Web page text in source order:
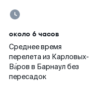
около 6 часов
Среднее время
перелета из Карловых-
Ва́ров в Барнаул без
пересадок